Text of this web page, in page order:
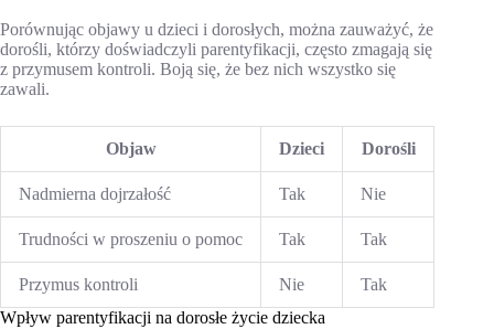
Porównując objawy u dzieci i dorosłych, można zauważyć, że
dorośli, którzy doświadczyli parentyfikacji, często zmagają się
z przymusem kontroli. Boją się, że bez nich wszystko się
zawali.
Objaw Dzieci Dorośli
Nadmierna dojrzałość Tak Nie
Trudności w proszeniu o pomoc Tak Tak
Przymus kontroli Nie
Tak
Wpływ parentyfikacji na dorosłe życie dziecka